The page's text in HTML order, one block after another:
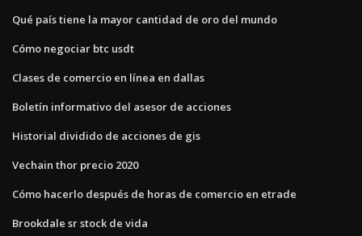
Qué país tiene la mayor cantidad de oro del mundo
Cómo negociar btc usdt
Clases de comercio en línea en dallas
Boletín informativo del asesor de acciones
Historial dividido de acciones de gis
Vechain thor precio 2020
Cómo hacerlo después de horas de comercio en etrade
Brookdale sr stock de vida